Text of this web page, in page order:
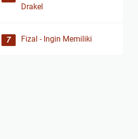
Drakel
Fizal - Ingin Memiliki